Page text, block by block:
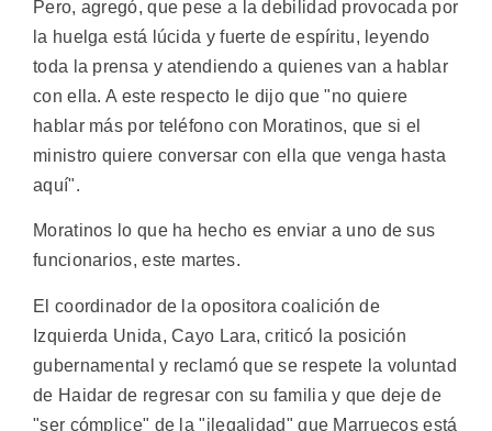
Pero, agregó, que pese a la debilidad provocada por
la huelga está lúcida y fuerte de espíritu, leyendo
toda la prensa y atendiendo a quienes van a hablar
con ella. A este respecto le dijo que "no quiere
hablar más por teléfono con Moratinos, que si el
ministro quiere conversar con ella que venga hasta
aquí".
Moratinos lo que ha hecho es enviar a uno de sus
funcionarios, este martes.
El coordinador de la opositora coalición de
Izquierda Unida, Cayo Lara, criticó la posición
gubernamental y reclamó que se respete la voluntad
de Haidar de regresar con su familia y que deje de
"ser cómplice" de la "ilegalidad" que Marruecos está